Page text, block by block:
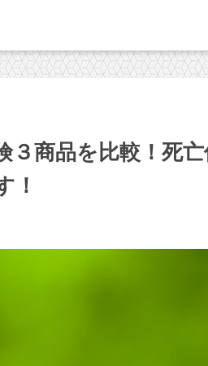
３商品を比較！死
！